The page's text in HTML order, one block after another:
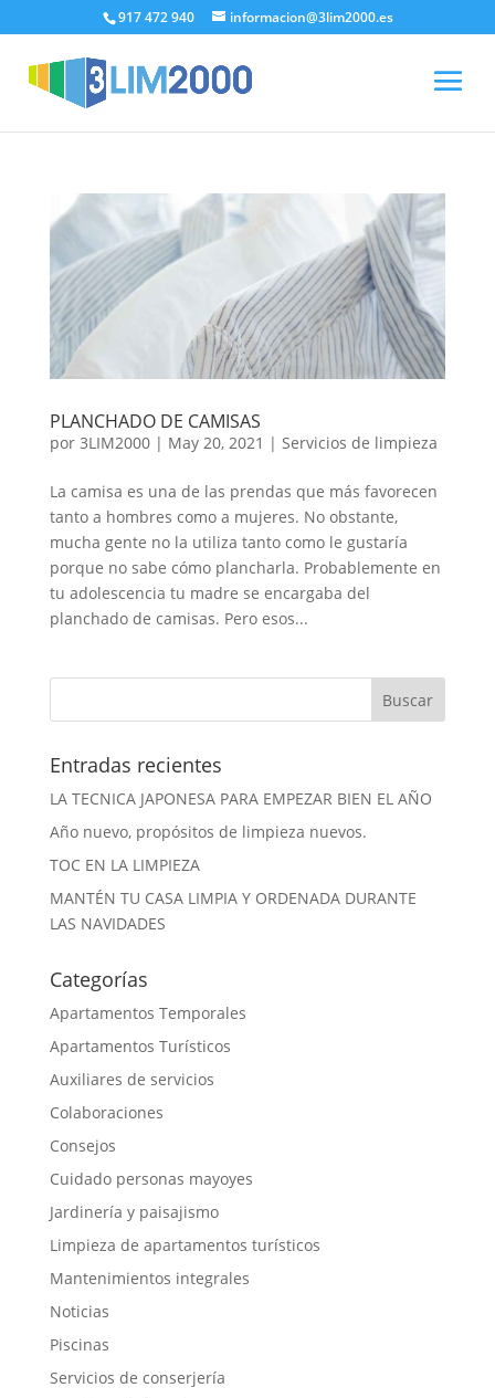
917 472 940 informacion@3lim2000.es
PLANCHADO DE CAMISAS
por 3LIM2000| May 20, 2021 | Servicios de limpieza
La camisa es una de las prendas que más favorecen
tanto a hombres como a mujeres. No obstante,
mucha gente no la utiliza tanto como le gustaría
porque no sabe cómo plancharla. Probablemente en
tu adolescencia tu madre se encargaba del
planchado de camisas. Pero esos...
Entradas recientes
LA TECNICA JAPONESA PARA EMPEZAR BIEN EL AÑO
Año nuevo, propósitos de limpieza nuevos.
TOC EN LA LIMPIEZA
MANTÉN TU CASA LIMPIA Y ORDENADA DURANTE
LAS NAVIDADES
Categorías
Apartamentos Temporales
Apartamentos Turísticos
Auxiliares de servicios
Colaboraciones
Consejos
Cuidado personas mayoyes
Jardinería y paisajismo
Limpieza de apartamentos turísticos
Mantenimientos integrales
Noticias
Piscinas
Servicios de conserjería